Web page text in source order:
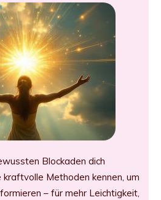
Blockaden dich
kraftvolle Methoden kennen, um
– für mehr Leichtigkeit,